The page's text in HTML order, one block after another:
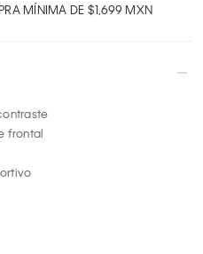
MÍNIMA DE $1,699 MXN
frontal